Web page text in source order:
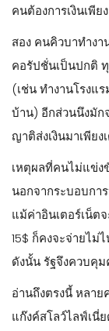
คนต้องการเงินเพี
สอง คนคิวบาทำงา
คอรัปชั่นเป็นปกติ
(เช่น ทำงานโรงแ
บ้าน) อีกส่วนนึงมัก
ญาติส่งเงินมาเพียง
เหตุผลที่คนไม่แข่ง
นอกจากระบอบกา
แม้ค่าอินเตอร์เน็ต
15$ ก็คงจะจ่ายไม่
ดังนั้น รัฐจึงควบคุม
อ่านถึงตรงนี้ หลาย
แก๊งค์สโลว์ไลฟ์เนี่